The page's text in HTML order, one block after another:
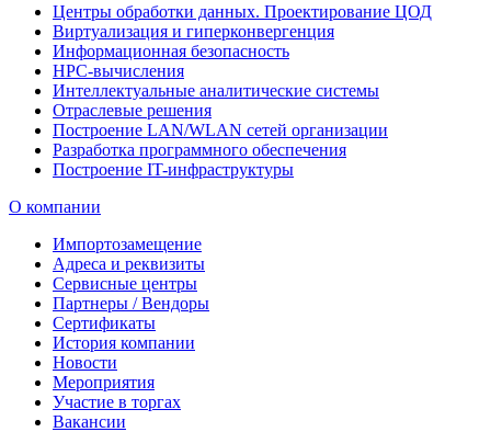
Центры обработки данных. Проектирование ЦОД
Виртуализация и гиперконвергенция
Информационная безопасность
HPC-вычисления
Интеллектуальные аналитические системы
Отраслевые решения
Построение LAN/WLAN сетей организации
Разработка программного обеспечения
Построение IT-инфраструктуры
О компании
Импортозамещение
Адреса и реквизиты
Сервисные центры
Партнеры / Вендоры
Сертификаты
История компании
Новости
Мероприятия
Участие в торгах
Вакансии